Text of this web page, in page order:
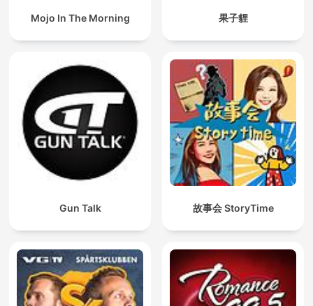
Mojo In The Morning 果子貍
Gun Talk 故事会 StoryTime